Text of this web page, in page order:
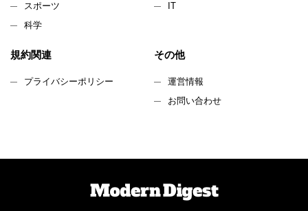
スポーツ
IT
科学
規約関連
プライバシーポリシー
その他
運営情報
お問い合わせ